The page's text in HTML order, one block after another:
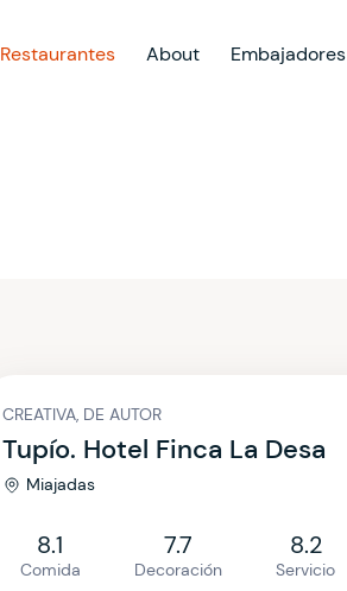
Restaurantes About Embajadores
CREATIVA, DE AUTOR
Tupío. Hotel Finca La Desa
Miajadas
8.1
Comida
7.7
Decoración
8.2
Servicio